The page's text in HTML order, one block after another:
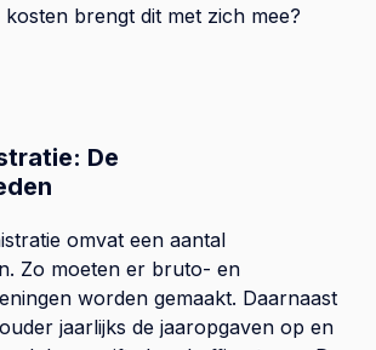
brengt dit met zich mee?
De
omvat een aantal
Zo moeten er bruto- en
worden gemaakt. Daarnaast
jaarlijks de jaaropgaven op en